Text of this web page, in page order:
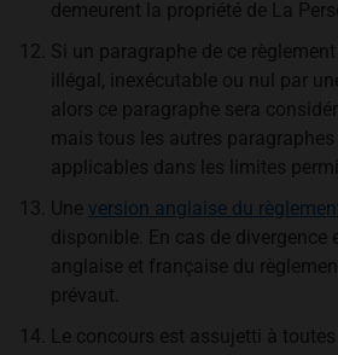
demeurent la propriété de La
Si un paragraphe de ce
illégal, inexécutable ou nul par
alors ce paragraphe sera
mais tous les autres
applicables dans les limites
Une version anglaise du
disponible. En cas de divergence
anglaise et française du
prévaut.
Le concours est assujetti à